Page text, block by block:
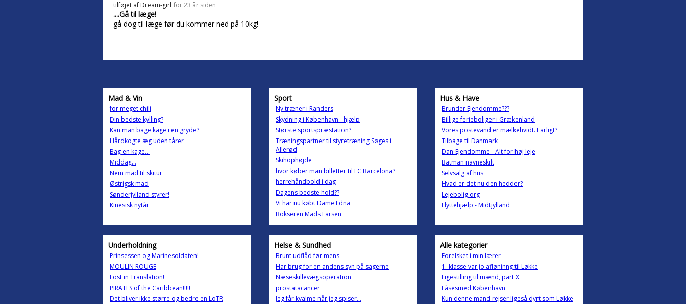
tilføjet af Dream-girl for 23 år siden
....Gå til læge!
gå dog til læge før du kommer ned på 10kg!
Mad & Vin
for meget chili
Din bedste kylling?
Kan man bage kage i en gryde?
Hårdkogte æg uden tårer
Bag en kage...
Middag...
Nem mad til skitur
Østrigsk mad
Sønderjylland styrer!
Kinesisk nytår
Sport
Ny træner i Randers
Skydning i København - hjælp
Største sportspræstation?
Træningspartner til styretræning Søges i
Allerød
Skihophøjde
hvor køber man billetter til FC Barcelona?
herrehåndbold i dag
Dagens bedste hold??
Vi har nu købt Dame Edna
Bokseren Mads Larsen
Hus & Have
Brunder Ejendomme???
Billige ferieboliger i Grækenland
Vores postevand er mælkehvidt. Farligt?
Tilbage til Danmark
Dan-Ejendomme - Alt for høj leje
Batman navneskilt
Selvsalg af hus
Hvad er det nu den hedder?
Lejebolig.org
Flyttehjælp - Midtjylland
Underholdning
Prinsessen og Marinesoldaten!
MOULIN ROUGE
Lost in Translation!
PIRATES of the Caribbean!!!!!
Det bliver ikke større og bedre en LoTR
Helse & Sundhed
Brunt udflåd før mens
Har brug for en andens syn på sagerne
Næseskillevægsoperation
prostatacancer
Jeg får kvalme når jeg spiser...
Alle kategorier
Forelsket i min lærer
1.-klasse var jo afløninng til Løkke
Ligestilling til mænd, part X
Låsesmed København
Kun denne mand rejser ligeså dyrt som Løkke